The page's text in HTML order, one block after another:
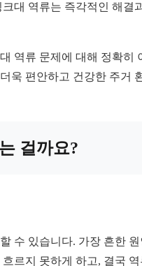
대 역류는 즉각적인 해
역류 문제에 대해 정확
욱 편안하고 건강한 주거
걸까요?
수 있습니다. 가장 흔한
르지 못하게 하고, 결국